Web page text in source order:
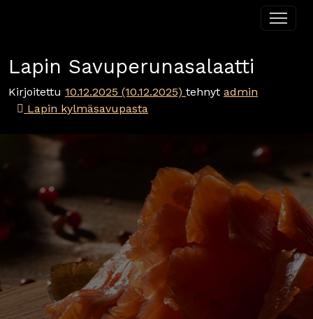
Lapin Savuperunasalaatti
Kirjoitettu 10.12.2025 (10.12.2025) tehnyt admin
Artikkelien selaus
Lapin kylmäsavupasta